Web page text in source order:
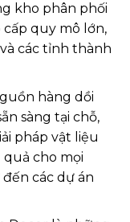
kho phân phối
quy mô lớn,
các tỉnh thành
hàng dồi
sàng tại chỗ,
pháp vật liệu
cho mọi
các dự án